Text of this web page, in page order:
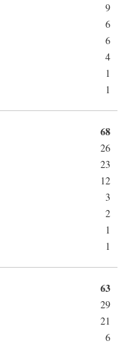
9
6
6
4
1
1
68
26
23
12
3
2
1
1
63
29
21
6